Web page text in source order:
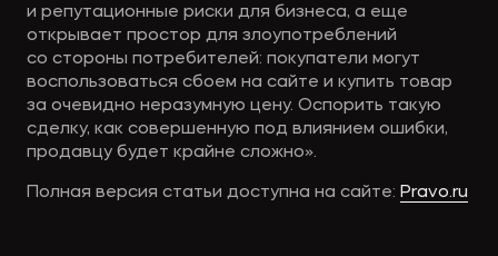
и репутационные риски для бизнеса, а еще
открывает простор для злоупотреблений
со стороны потребителей: покупатели могут
воспользоваться сбоем на сайте и купить товар
за очевидно неразумную цену. Оспорить такую
сделку, как совершенную под влиянием ошибки,
продавцу будет крайне сложно».
Полная версия статьи доступна на сайте: Pravo.ru